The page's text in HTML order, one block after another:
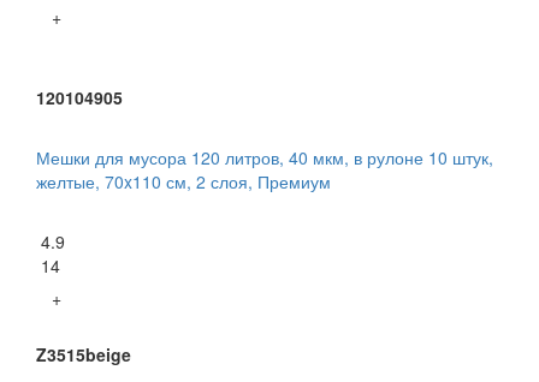
+
120104905
Мешки для мусора 120 литров, 40 мкм, в рулоне 10 штук,
желтые, 70x110 см, 2 слоя, Премиум
4.9
14
+
Z3515beige